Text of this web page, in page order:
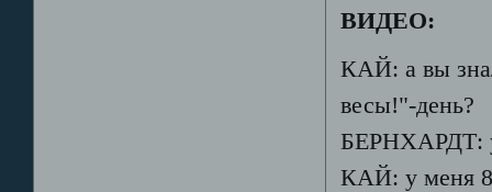
ВИДЕО:
КАЙ: а вы
весы!"-день?
БЕРНХАРДТ:
КАЙ: у меня